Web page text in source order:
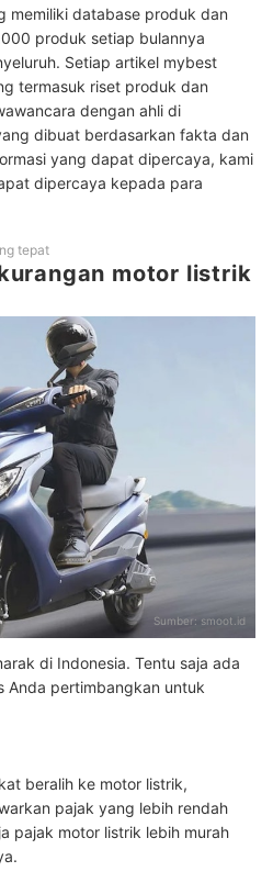
memiliki database produk dan
produk setiap bulannya
Setiap artikel mybest
termasuk riset produk dan
dengan ahli di
dibuat berdasarkan fakta dan
yang dapat dipercaya, kami
dipercaya kepada para
tepat
motor listrik
Sumber: smoot.id
di Indonesia. Tentu saja ada
Anda pertimbangkan untuk
beralih ke motor listrik,
pajak yang lebih rendah
pajak motor listrik lebih murah